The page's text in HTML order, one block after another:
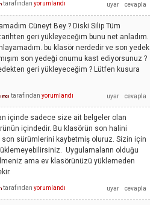
tarafından yorumlandı
Cüneyt Bey ? Diski Silip Tüm
geri yükleyeceğim bunu net anladım.
bu klasör nerdedir ve son yedek
son yedeği onumu kast ediyorsunuz ?
geri yükleyeceğim ? Lütfen kusura
tarafından yorumlandı
içinde sadece size ait belgeler olan
içindedir. Bu klasörün son halini
sürümlerini kaybetmiş oluruz. Sizin için
Uygulamaların olduğu
ama ev klasörünüzü yüklemeden
tarafından yorumlandı